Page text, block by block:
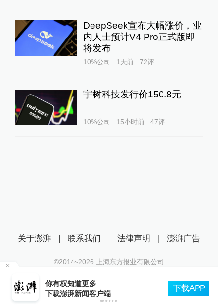
DeepSeek宣布大幅涨价，业
内人士预计V4 Pro正式版即
将发布
10%公司 1天前 72评
宇树科技发行价150.8元
10%公司 15小时前 47评
你有权知道更多
下载澎湃新闻客户端
下载APP
关于澎湃 | 联系我们 | 法律声明 | 澎湃广告
©2014~2026 上海东方报业有限公司
互联网新闻信息服务许可证：31120170006
沪公网安备 31010602000299号